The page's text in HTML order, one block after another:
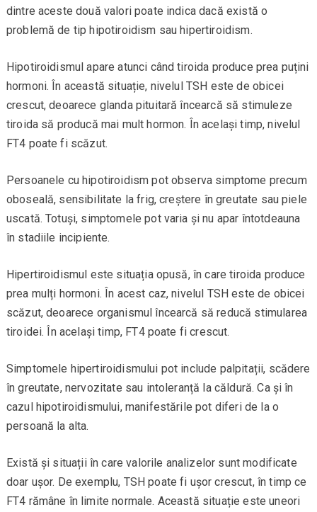
dintre aceste două valori poate indica dacă există o
problemă de tip hipotiroidism sau hipertiroidism.
Hipotiroidismul apare atunci când tiroida produce prea puțini
hormoni. În această situație, nivelul TSH este de obicei
crescut, deoarece glanda pituitară încearcă să stimuleze
tiroida să producă mai mult hormon. În același timp, nivelul
FT4 poate fi scăzut.
Persoanele cu hipotiroidism pot observa simptome precum
oboseală, sensibilitate la frig, creștere în greutate sau piele
uscată. Totuși, simptomele pot varia și nu apar întotdeauna
în stadiile incipiente.
Hipertiroidismul este situația opusă, în care tiroida produce
prea mulți hormoni. În acest caz, nivelul TSH este de obicei
scăzut, deoarece organismul încearcă să reducă stimularea
tiroidei. În același timp, FT4 poate fi crescut.
Simptomele hipertiroidismului pot include palpitații, scădere
în greutate, nervozitate sau intoleranță la căldură. Ca și în
cazul hipotiroidismului, manifestările pot diferi de la o
persoană la alta.
Există și situații în care valorile analizelor sunt modificate
doar ușor. De exemplu, TSH poate fi ușor crescut, în timp ce
FT4 rămâne în limite normale. Această situație este uneori